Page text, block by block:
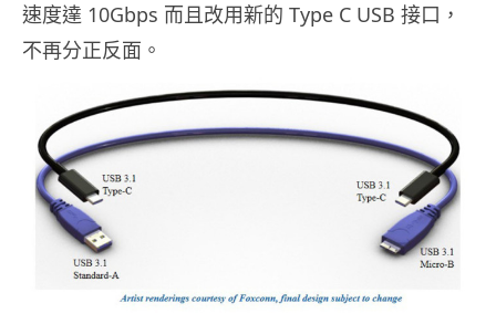
速度達 10Gbps 而且改用新的 Type C USB 接口，
不再分正反面。